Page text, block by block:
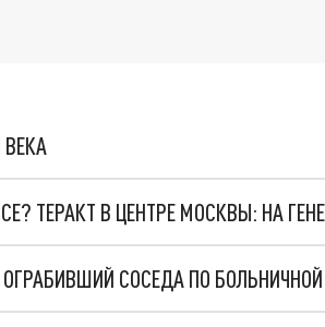
ТЕРАКТ В ЦЕНТРЕ МОСКВЫ: НА
СОСЕДА ПО